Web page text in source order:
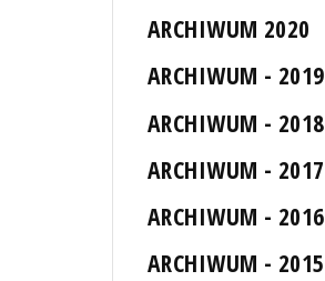
ARCHIWUM 2020
ARCHIWUM - 2019
ARCHIWUM - 2018
ARCHIWUM - 2017
ARCHIWUM - 2016
ARCHIWUM - 2015